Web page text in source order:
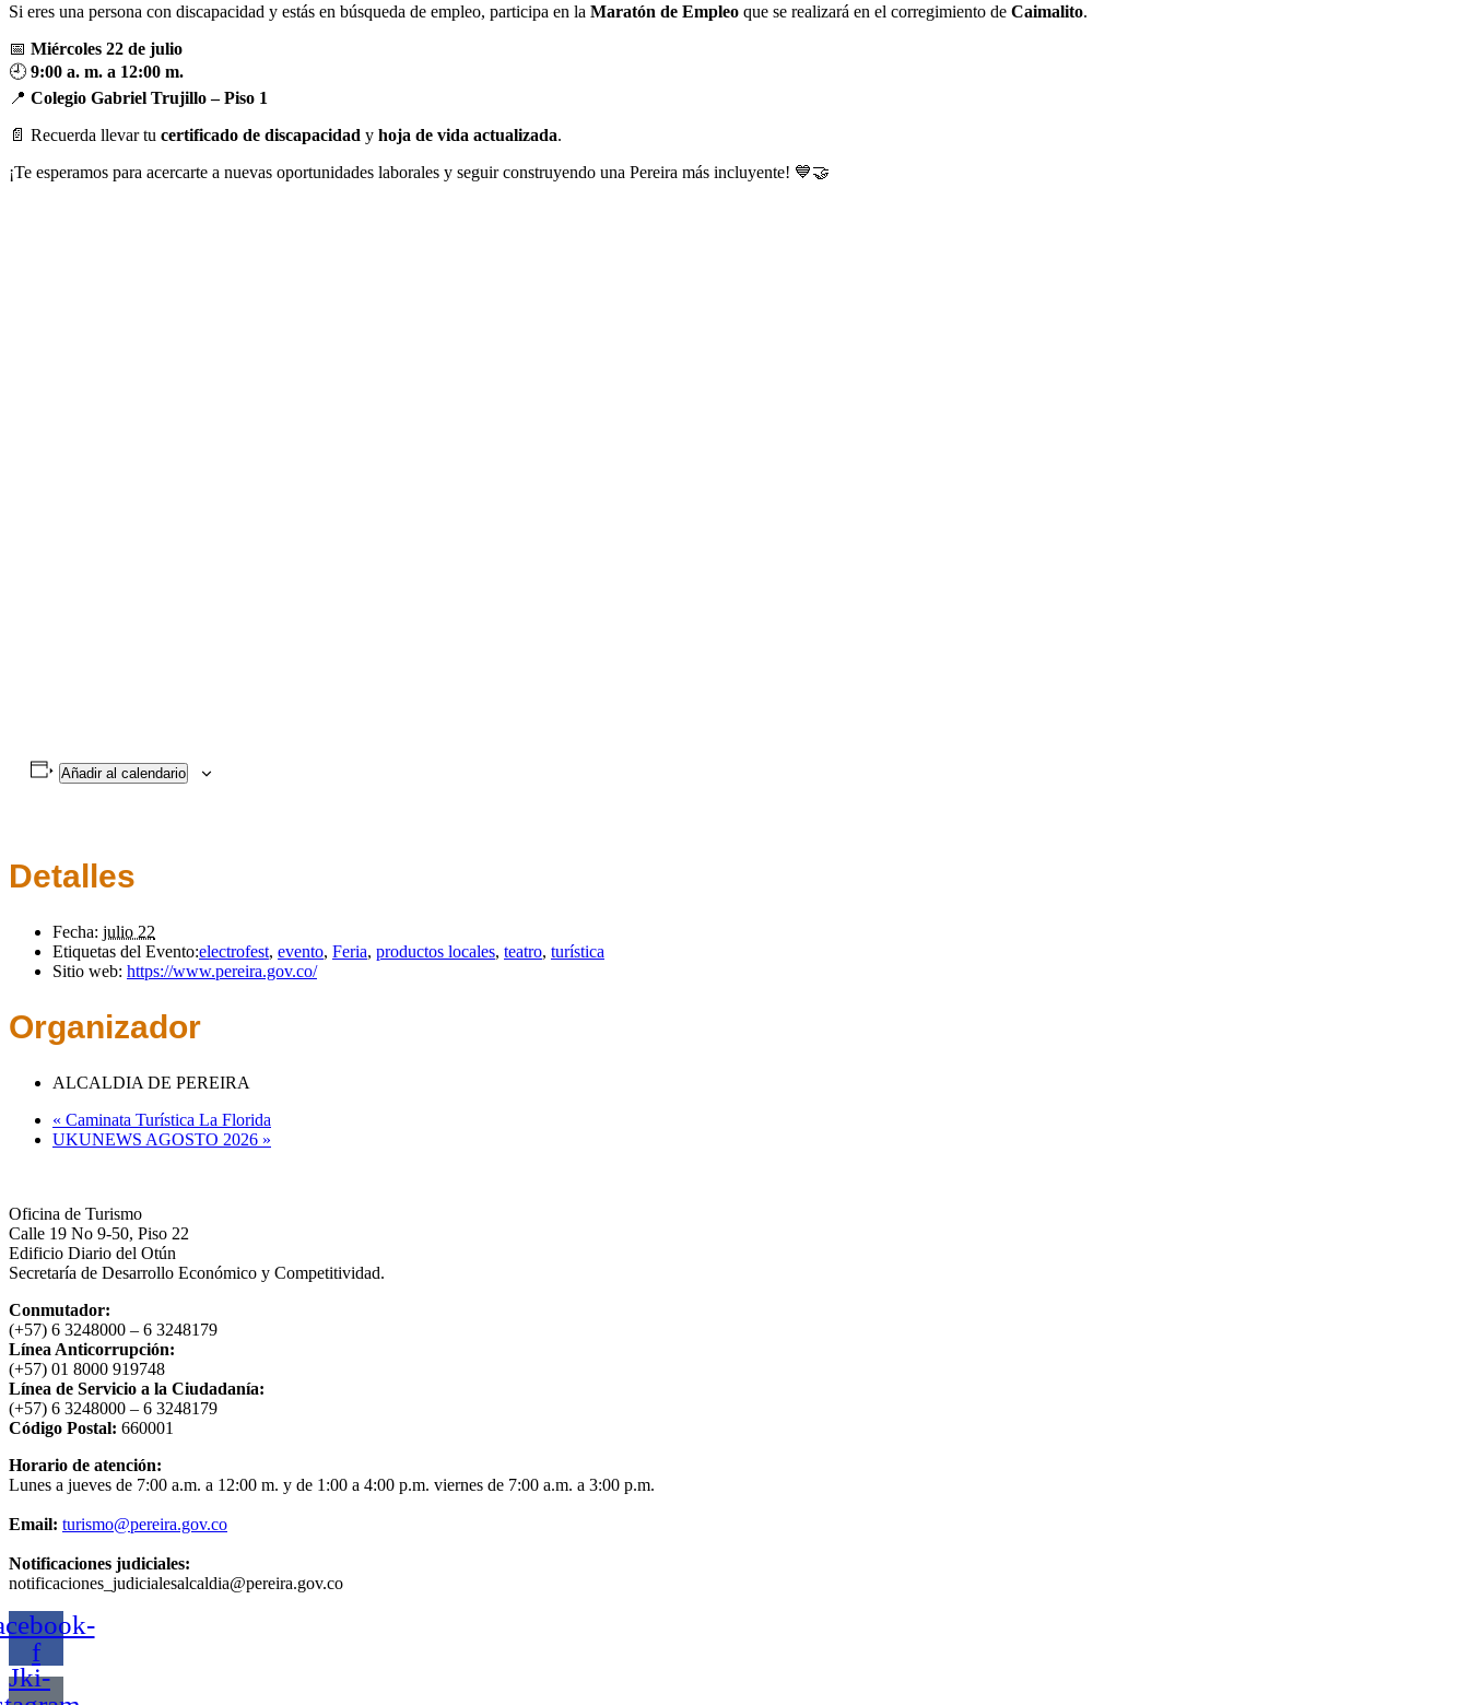
Si eres una persona con discapacidad y estás en búsqueda de empleo, participa en la Maratón de Empleo que se realizará en el corregimiento de Caimalito.
📅 Miércoles 22 de julio
🕘 9:00 a. m. a 12:00 m.
📍 Colegio Gabriel Trujillo – Piso 1
📄 Recuerda llevar tu certificado de discapacidad y hoja de vida actualizada.
¡Te esperamos para acercarte a nuevas oportunidades laborales y seguir construyendo una Pereira más incluyente! 💙🤝
Añadir al calendario
Detalles
Fecha: julio 22
Etiquetas del Evento:electrofest, evento, Feria, productos locales, teatro, turística
Sitio web: https://www.pereira.gov.co/
Organizador
ALCALDIA DE PEREIRA
« Caminata Turística La Florida
UKUNEWS AGOSTO 2026 »
Oficina de Turismo
Calle 19 No 9-50, Piso 22
Edificio Diario del Otún
Secretaría de Desarrollo Económico y Competitividad.
Conmutador:
(+57) 6 3248000 – 6 3248179
Línea Anticorrupción:
(+57) 01 8000 919748
Línea de Servicio a la Ciudadanía:
(+57) 6 3248000 – 6 3248179
Código Postal: 660001
Horario de atención:
Lunes a jueves de 7:00 a.m. a 12:00 m. y de 1:00 a 4:00 p.m. viernes de 7:00 a.m. a 3:00 p.m.
Email: turismo@pereira.gov.co
Notificaciones judiciales:
notificaciones_judicialesalcaldia@pereira.gov.co
f
Jki-